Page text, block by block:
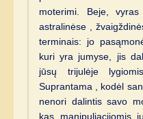
moterimi. Beje,
astralinėse ,
terminais: jo
kuri yra jumyse, jis
jūsų trijulėje
Suprantama , kodėl
nenori dalintis savo
kas manipuliacijomis